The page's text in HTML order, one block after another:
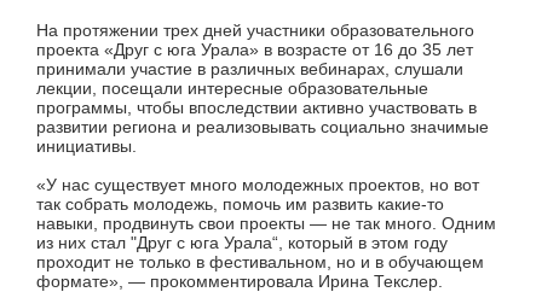
На протяжении трех дней участники образовательного
проекта «Друг с юга Урала» в возрасте от 16 до 35 лет
принимали участие в различных вебинарах, слушали
лекции, посещали интересные образовательные
программы, чтобы впоследствии активно участвовать в
развитии региона и реализовывать социально значимые
инициативы.
«У нас существует много молодежных проектов, но вот
так собрать молодежь, помочь им развить какие-то
навыки, продвинуть свои проекты — не так много. Одним
из них стал "Друг с юга Урала“, который в этом году
проходит не только в фестивальном, но и в обучающем
формате», — прокомментировала Ирина Текслер.